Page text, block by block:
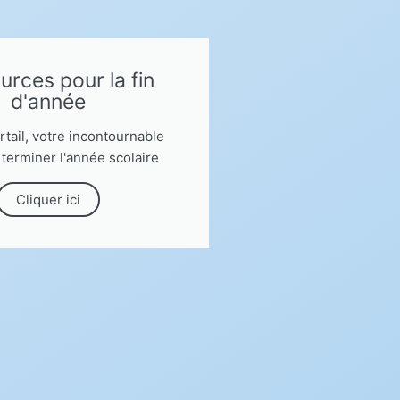
pour la fin
d'année
votre incontournable
l'année scolaire
Cliquer ici